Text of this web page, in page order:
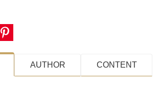
AUTHOR CONTENT